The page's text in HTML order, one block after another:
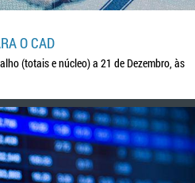
O CAD
(totais e núcleo) a 21 de Dezembro, às